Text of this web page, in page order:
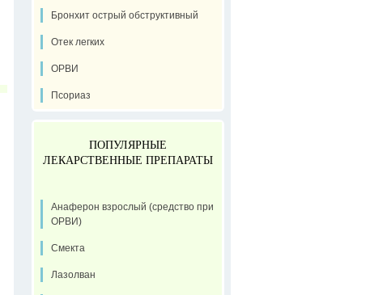
Бронхит острый обструктивный
Отек легких
ОРВИ
Псориаз
ПОПУЛЯРНЫЕ
ЛЕКАРСТВЕННЫЕ ПРЕПАРАТЫ
Анаферон взрослый (средство при
ОРВИ)
Смекта
Лазолван